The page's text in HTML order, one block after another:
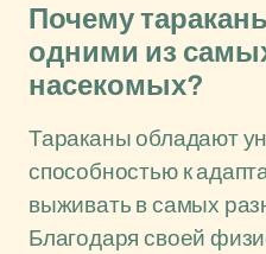
Почему
одними из
насекомых?
Тараканы обладают
способностью к
выживать в самых
Благодаря своей